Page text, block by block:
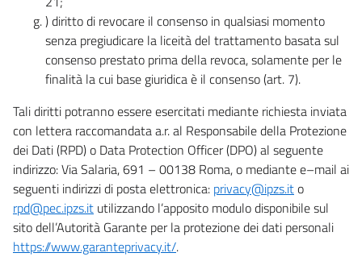
) diritto di revocare il consenso in qualsiasi momento
senza pregiudicare la liceità del trattamento basata sul
consenso prestato prima della revoca, solamente per le
finalità la cui base giuridica è il consenso (art. 7).
Tali diritti potranno essere esercitati mediante richiesta inviata
con lettera raccomandata a.r. al Responsabile della Protezione
dei Dati (RPD) o Data Protection Officer (DPO) al seguente
indirizzo: Via Salaria, 691 – 00138 Roma, o mediante e–mail ai
seguenti indirizzi di posta elettronica: privacy@ipzs.ito
rpd@pec.ipzs.it utilizzando l’apposito modulo disponibile sul
sito dell’Autorità Garante per la protezione dei dati personali
https://www.garanteprivacy.it/.